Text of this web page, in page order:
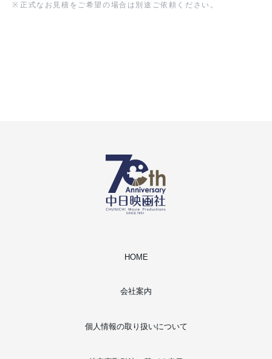
※ 正式なお見積をご希望の場合は別途ご依頼ください。
HOME
会社案内
個人情報の取り扱いについて